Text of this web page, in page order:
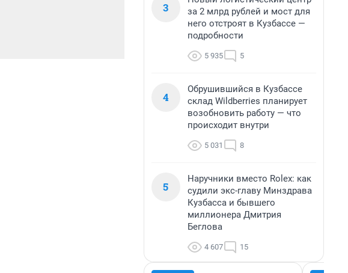
3
за 2 млрд рублей и мост для
него отстроят в Кузбассе —
подробности
5 935 5
4
Обрушившийся в Кузбассе
склад Wildberries планирует
возобновить работу — что
происходит внутри
5 031 8
5
Наручники вместо Rolex: как
судили экс-главу Минздрава
Кузбасса и бывшего
миллионера Дмитрия
Беглова
4 607 15